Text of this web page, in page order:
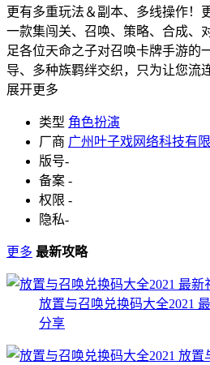
更有多重玩法＆副本、多线操作！
一款集闯关、召唤、策略、合成、
足各位天命之子对召唤卡牌手游的
导、多种族羁绊交织，只为让您流
展开更多
类型 角色扮演
厂商 广州叶子戏网络科技有
版号-
备案 -
权限 -
隐私-
更多 最新攻略
放置与召唤兑换码大全2021
分享